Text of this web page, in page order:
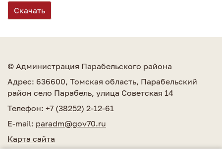
Скачать
© Администрация Парабельского района
Адрес: 636600, Томская область, Парабельский
район село Парабель, улица Советская 14
Телефон: +7 (38252) 2-12-61
E-mail: paradm@gov70.ru
Карта сайта